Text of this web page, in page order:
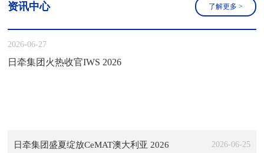
资讯中心 了解更多 >
2026-06-27
日牵集团火热收官IWS 2026
2026-06-25
日牵集团盛夏绽放CeMAT澳大利亚 2026